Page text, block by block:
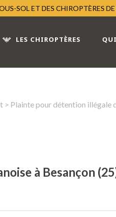
SOL ET DES CHIROPTÈRES
LES CHIROPTÈRES
> Plainte pour détention illégale
à Besançon